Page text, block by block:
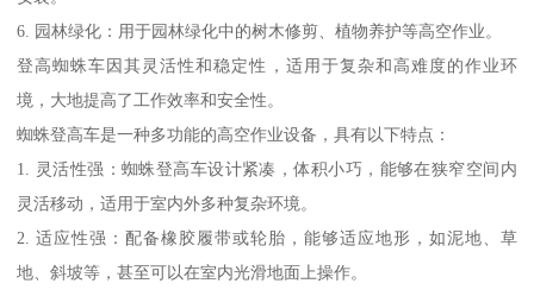
6. 园林绿化：用于园林绿化中的树木修剪、植物养护等高空作业。
登高蜘蛛车因其灵活性和稳定性，适用于复杂和高难度的作业环
境，大地提高了工作效率和安全性。
蜘蛛登高车是一种多功能的高空作业设备，具有以下特点：
1. 灵活性强：蜘蛛登高车设计紧凑，体积小巧，能够在狭窄空间内
灵活移动，适用于室内外多种复杂环境。
2. 适应性强：配备橡胶履带或轮胎，能够适应地形，如泥地、草
地、斜坡等，甚至可以在室内光滑地面上操作。